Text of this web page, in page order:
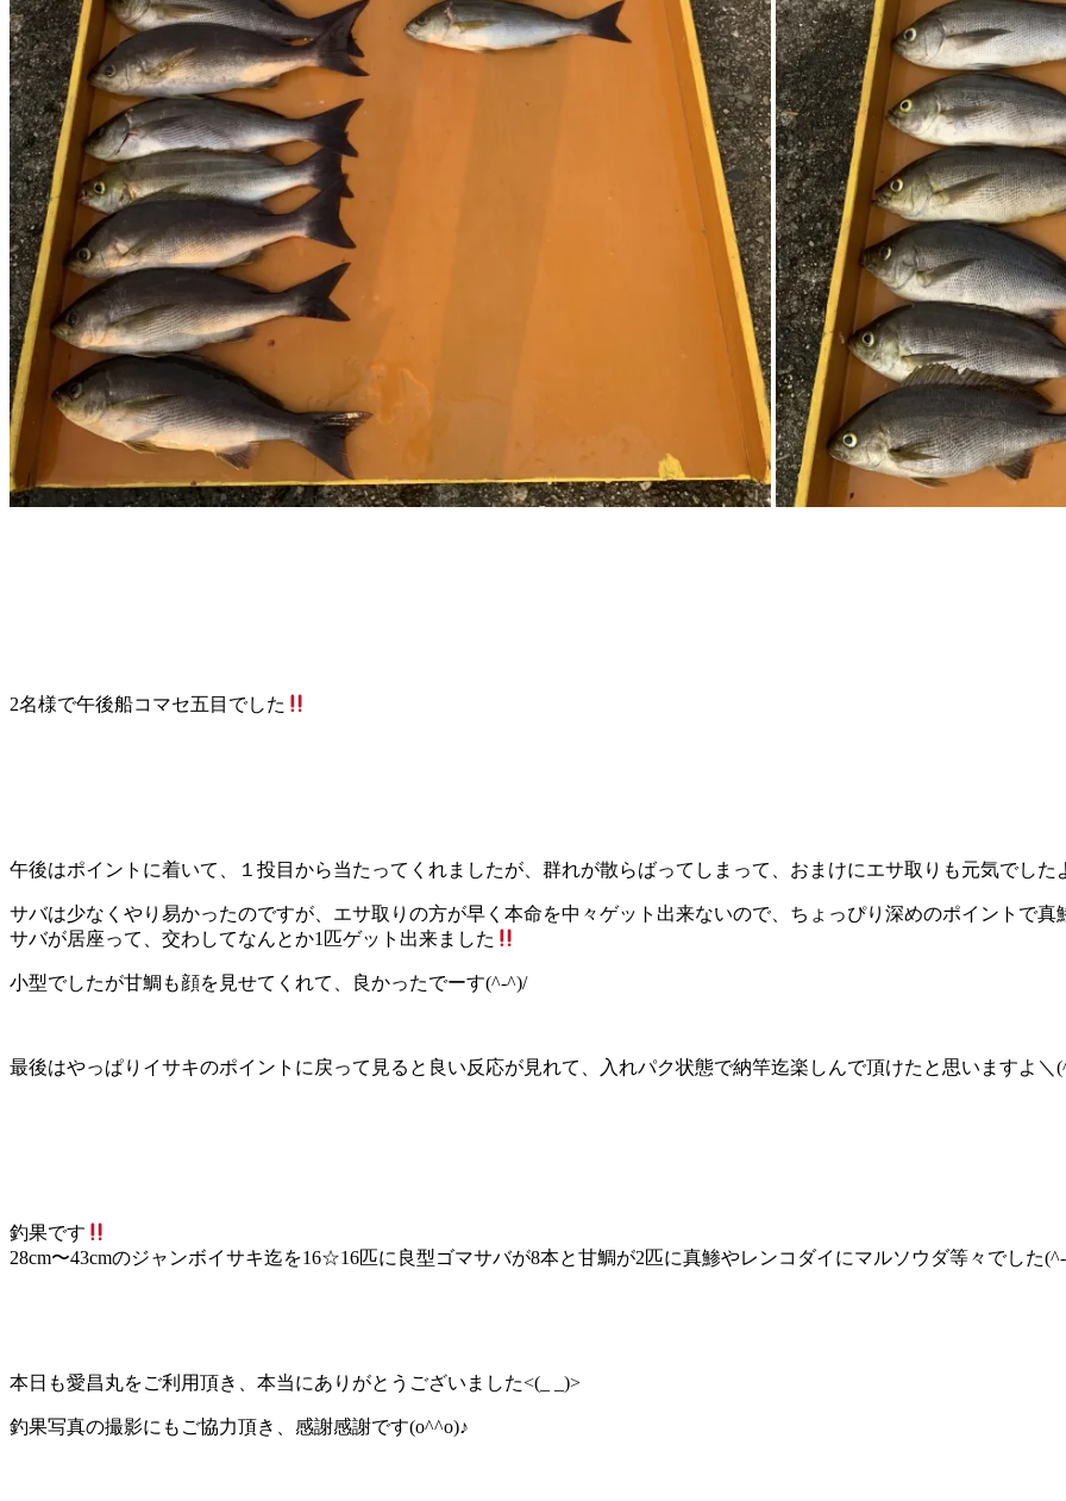
2名様で午後船コマセ五目でした
午後はポイントに着いて、１投目から当たってくれましたが、群れが散らばってしまって、おまけにエサ取りも元気でした
サバは少なくやり易かったのですが、エサ取りの方が早く本命を中々ゲット出来ないので、ちょっぴり深めのポイントで
サバが居座って、交わしてなんとか1匹ゲット出来ました
小型でしたが甘鯛も顔を見せてくれて、良かったでーす(^-^)/
最後はやっぱりイサキのポイントに戻って見ると良い反応が見れて、入れパク状態で納竿迄楽しんで頂けたと思いますよ＼
釣果です
28cm〜43cmのジャンボイサキ迄を16☆16匹に良型ゴマサバが8本と甘鯛が2匹に真鯵やレンコダイにマルソウダ等々でした
本日も愛昌丸をご利用頂き、本当にありがとうございました<(_ _)>
釣果写真の撮影にもご協力頂き、感謝感謝です(o^^o)♪